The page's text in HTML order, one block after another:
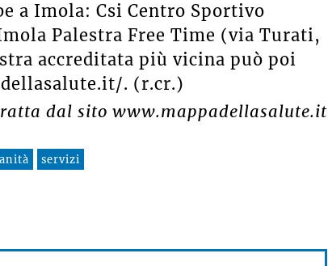
a Imola: Csi Centro Sportivo
Palestra Free Time (via Turati,
accreditata più vicina può poi
. (r.cr.)
dal sito www.mappadellasalute.it
servizi